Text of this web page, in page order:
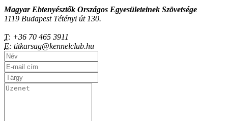
Magyar Ebtenyésztők Országos Egyesületeinek Szövetsége
1119 Budapest Tétényi út 130.
T: +36 70 465 3911
E: titkarsag@kennelclub.hu